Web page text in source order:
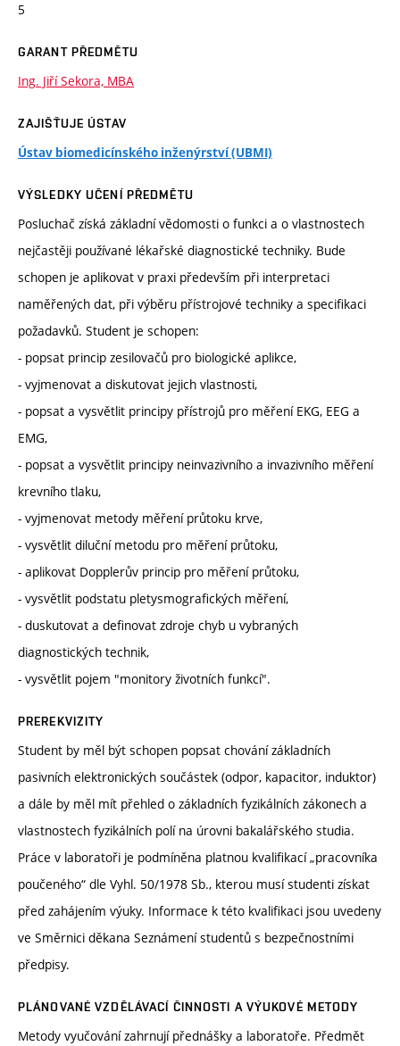
5
GARANT PŘEDMĚTU
Ing. Jiří Sekora, MBA
ZAJIŠŤUJE ÚSTAV
Ústav biomedicínského inženýrství (UBMI)
VÝSLEDKY UČENÍ PŘEDMĚTU
Posluchač získá základní vědomosti o funkci a o vlastnostech
nejčastěji používané lékařské diagnostické techniky. Bude
schopen je aplikovat v praxi především při interpretaci
naměřených dat, při výběru přístrojové techniky a specifikaci
požadavků. Student je schopen:
- popsat princip zesilovačů pro biologické aplikce,
- vyjmenovat a diskutovat jejich vlastnosti,
- popsat a vysvětlit principy přístrojů pro měření EKG, EEG a
EMG,
- popsat a vysvětlit principy neinvazivního a invazivního měření
krevního tlaku,
- vyjmenovat metody měření průtoku krve,
- vysvětlit diluční metodu pro měření průtoku,
- aplikovat Dopplerův princip pro měření průtoku,
- vysvětlit podstatu pletysmografických měření,
- duskutovat a definovat zdroje chyb u vybraných
diagnostických technik,
- vysvětlit pojem "monitory životních funkcí".
PREREKVIZITY
Student by měl být schopen popsat chování základních
pasivních elektronických součástek (odpor, kapacitor, induktor)
a dále by měl mít přehled o základních fyzikálních zákonech a
vlastnostech fyzikálních polí na úrovni bakalářského studia.
Práce v laboratoři je podmíněna platnou kvalifikací „pracovníka
poučeného“ dle Vyhl. 50/1978 Sb., kterou musí studenti získat
před zahájením výuky. Informace k této kvalifikaci jsou uvedeny
ve Směrnici děkana Seznámení studentů s bezpečnostními
předpisy.
PLÁNOVANÉ VZDĚLÁVACÍ ČINNOSTI A VÝUKOVÉ METODY
Metody vyučování zahrnují přednášky a laboratoře. Předmět